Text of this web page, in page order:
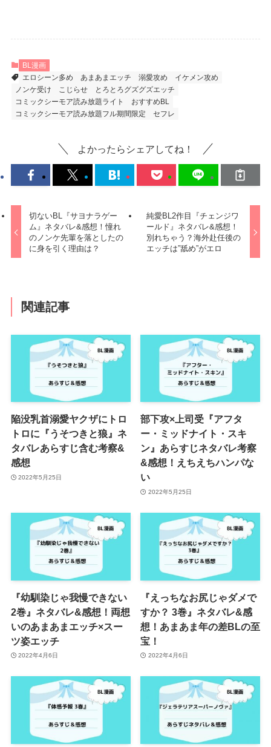
BL漫画
エロシーン多め
あまあまエッチ 溺愛攻め
イケメン攻め
ノンケ受け
こじらせ
とろとろグズグズエッチ
コミックシーモア読み放題ライト
おすすめBL
コミックシーモア読み放題フル期間限定
セフレ
よかったらシェアしてね！
切ないBL『サヨナラゲー
ム』ネタバレ&感想！憧れ
のノンケ先輩を落としたの
に身を引く理由は？
純愛BL2作目『チェンジワ
ールド』ネタバレ&感想！
別れちゃう？海外赴任後の
エッチは”舐め”がエロ
関連記事
陥没乳首溺愛ヤクザにトロ
トロに『うそつきと狼』ネ
タバレあらすじ含む考察&
感想
2022年5月25日
部下攻×上司受『アフタ
ー・ミッドナイト・スキ
ン』あらすじネタバレ考察
&感想！えちえちハンパな
い
2022年5月25日
『幼馴染じゃ我慢できない
2巻』ネタバレ&感想！両想
いのあまあまエッチ×スー
ツ姿エッチ
2022年4月6日
『えっちなお尻じゃダメで
すか？ 3巻』ネタバレ&感
想！あまあま年の差BLの至
宝！
2022年4月6日